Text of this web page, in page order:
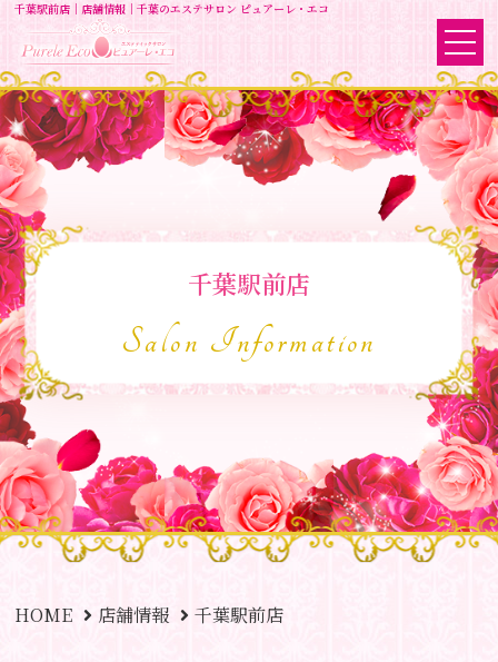
千葉駅前店｜店舗情報｜千葉のエステサロン ピュアーレ・エコ
千葉駅前店
Salon Information
HOME 店舗情報 千葉駅前店